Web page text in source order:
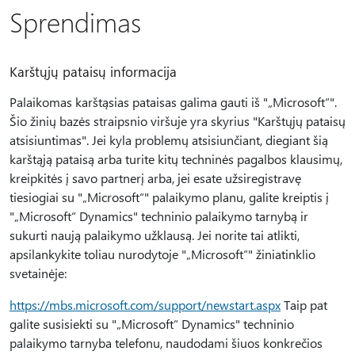
Sprendimas
Karštųjų pataisų informacija
Palaikomas karštąsias pataisas galima gauti iš "„Microsoft“".
Šio žinių bazės straipsnio viršuje yra skyrius "Karštųjų pataisų
atsisiuntimas". Jei kyla problemų atsisiunčiant, diegiant šią
karštąją pataisą arba turite kitų techninės pagalbos klausimų,
kreipkitės į savo partnerį arba, jei esate užsiregistravę
tiesiogiai su "„Microsoft“" palaikymo planu, galite kreiptis į
"„Microsoft“ Dynamics" techninio palaikymo tarnybą ir
sukurti naują palaikymo užklausą. Jei norite tai atlikti,
apsilankykite toliau nurodytoje "„Microsoft“" žiniatinklio
svetainėje:
https://mbs.microsoft.com/support/newstart.aspxTaip pat
galite susisiekti su "„Microsoft“ Dynamics" techninio
palaikymo tarnyba telefonu, naudodami šiuos konkrečios